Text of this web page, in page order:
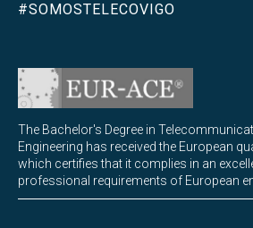
#SOMOSTELECOVIGO
The Bachelor's Degree in
Engineering has received the European
which certifies that it complies in an
professional requirements of European